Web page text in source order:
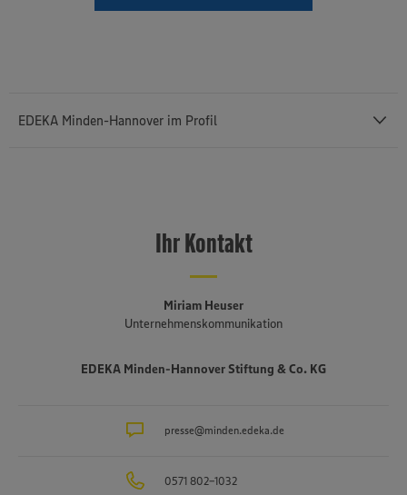
EDEKA Minden-Hannover im Profil
selbstständigen Einzelhandels und etwa 3.140 Auszubildenden) ist
EDEKA Minden-Hannoverdie umsatzstärkste von insgesamt
niederländischen bis an die polnische Grenze und umfasst Bremen,
Niedersachsen, einen Teil von Ostwestfalen-Lippe, Sachsen-Anhalt,
Kaufleuten. Zum Unternehmensverbund gehören mehrere
sowie das Traditionsunternehmen für Fischverarbeitung
in Sachen Nachhaltigkeit und Klimaschutz. Seit über 100 Jahren ist
verantwortungsvolles und nachhaltiges Handeln
Ihr Kontakt
Miriam Heuser
Unternehmenskommunikation
EDEKA Minden-Hannover Stiftung & Co. KG
presse@minden.edeka.de
0571 802-1032